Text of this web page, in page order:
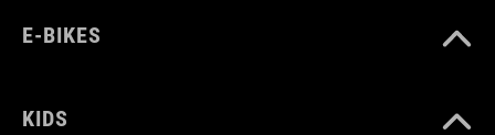
E-BIKES
KIDS